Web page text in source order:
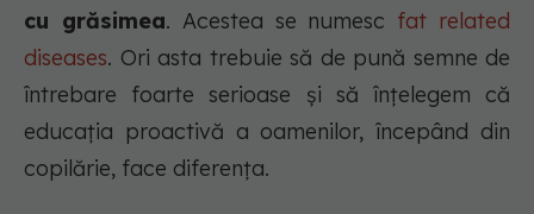
cu grăsimea. Acestea se numesc fat related
diseases. Ori asta trebuie să de pună semne de
întrebare foarte serioase și să înțelegem că
educația proactivă a oamenilor, începând din
copilărie, face diferența.